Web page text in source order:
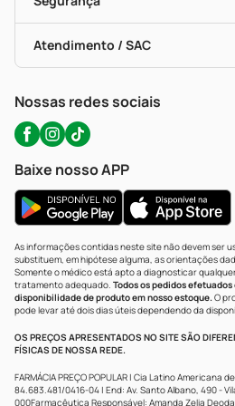
Troca E Devolução
Bulas De A A Z
Políticas De Marketplace
Testes Rápidos
Autoteste Covid-19
Certificado De Segurança
Portal Da Privacidade
Atendimento / SAC
WhatsApp (47) 9202-1687
Nossas redes sociais
Baixe nosso APP
As informações contidas neste site não devem ser
substituem, em hipótese alguma, as orientações
Somente o médico está apto a diagnosticar
tratamento adequado. Todos os pedidos
disponibilidade de produto em nosso estoque.O
pode levar até dois dias úteis dependendo da
OS PREÇOS APRESENTADOS NO SITE SÃO
FÍSICAS DE NOSSA REDE.
FARMÁCIA PREÇO POPULAR | Cia Latino Americana
84.683.481/0416-04 | End: Av. Santo Albano, 490 -
000Farmacêutica Responsável: Amanda Zelia